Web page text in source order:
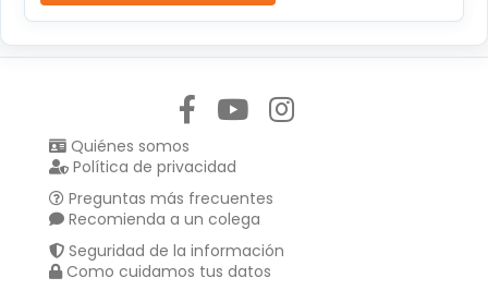
Quiénes somos
Política de privacidad
Preguntas más frecuentes
Recomienda a un colega
Seguridad de la información
Como cuidamos tus datos